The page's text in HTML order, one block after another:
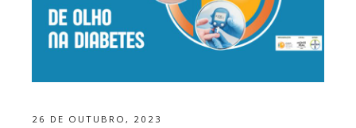
26 DE OUTUBRO, 2023